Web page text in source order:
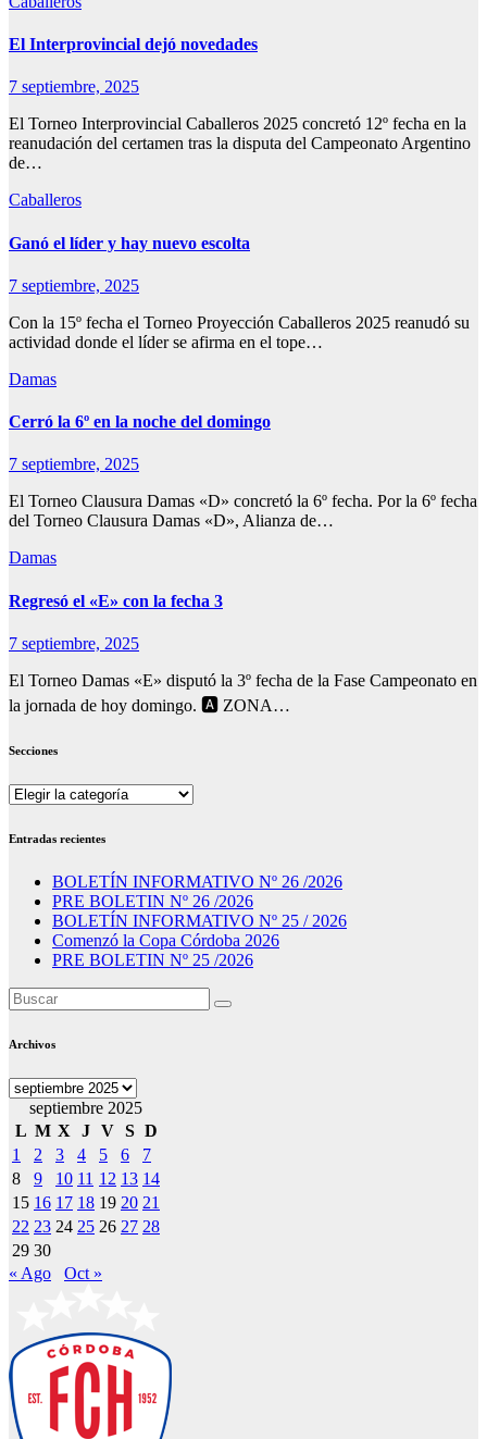
El Interprovincial dejó novedades
7 septiembre, 2025
El Torneo Interprovincial Caballeros 2025 concretó 12º fecha en la
reanudación del certamen tras la disputa del Campeonato Argentino
de…
Caballeros
Ganó el líder y hay nuevo escolta
7 septiembre, 2025
Con la 15º fecha el Torneo Proyección Caballeros 2025 reanudó su
actividad donde el líder se afirma en el tope…
Damas
Cerró la 6º en la noche del domingo
7 septiembre, 2025
El Torneo Clausura Damas «D» concretó la 6º fecha. Por la 6º fecha
del Torneo Clausura Damas «D», Alianza de…
Damas
Regresó el «E» con la fecha 3
7 septiembre, 2025
El Torneo Damas «E» disputó la 3º fecha de la Fase Campeonato en
la jornada de hoy domingo. 🅰️ ZONA…
Secciones
Secciones
Entradas recientes
BOLETÍN INFORMATIVO Nº 26 /2026
PRE BOLETIN Nº 26 /2026
BOLETÍN INFORMATIVO Nº 25 / 2026
Comenzó la Copa Córdoba 2026
PRE BOLETIN Nº 25 /2026
Archivos
Archivos
septiembre 2025
L M X J V S D
1
2 3 4 5 6
7
8
9 10 11 12 13 14
15 16 17 18 19 20 21
22 23 24 25 26 27 28
29 30
« Ago
Oct »